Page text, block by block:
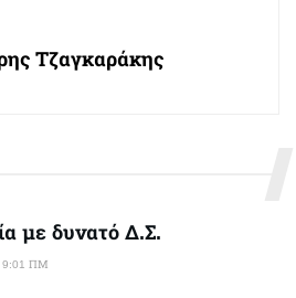
Τζαγκαράκης
με δυνατό Δ.Σ.
9:01 ΠΜ